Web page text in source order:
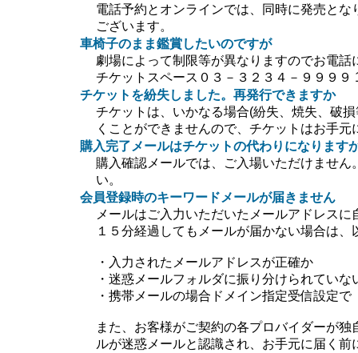
電話予約とオンラインでは、同時に発売と
ございます。
車椅子のまま鑑賞したいのですが
劇場によって制限等が異なりますのでお電話
チケットスペース０３－３２３４－９９９９
チケットを紛失しました。再発行できますか
チケットは、いかなる場合(紛失、焼失、破
くことができませんので、チケットはお手
購入完了メールはチケットの代わりになります
購入確認メールでは、ご入場いただけませ
い。
会員登録時のキーワードメールが届きません
メールはご入力いただいたメールアドレス
１５分経過してもメールが届かない場合は
・入力されたメールアドレスが正確か
・迷惑メールフォルダに振り分けられていな
・携帯メールの場合ドメイン指定受信設定
また、お客様がご契約の各プロバイダーが
ルが迷惑メールと認識され、お手元に届く